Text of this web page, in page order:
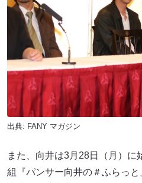
出典: FANY マガジン
また、向井は3月28日（月）に
組『パンサー向井の＃ふらっ